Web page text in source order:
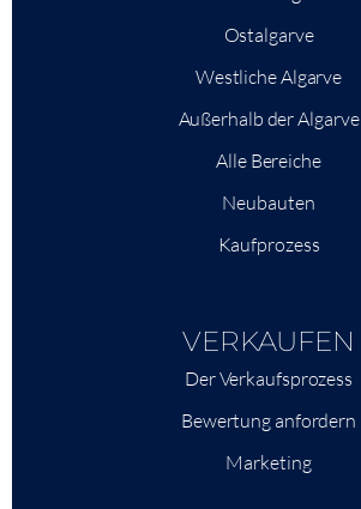
Ostalgarve
Westliche Algarve
Außerhalb der Algarve
Alle Bereiche
Neubauten
Kaufprozess
VERKAUFEN
Der Verkaufsprozess
Bewertung anfordern
Marketing